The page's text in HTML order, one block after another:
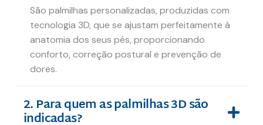
São palmilhas personalizadas, produzidas com
tecnologia 3D, que se ajustam perfeitamente à
anatomia dos seus pés, proporcionando
conforto, correção postural e prevenção de
dores.
2. Para quem as palmilhas 3D são
indicadas?